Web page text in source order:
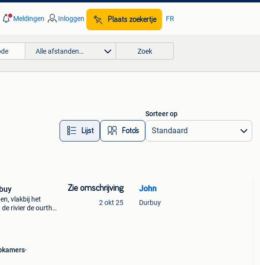
Meldingen Inloggen Plaats zoekertje FR
Alle afstanden… Zoek
Lijst Foto’s
Sorteer op
vlakbij het
rivier de ourthe,
Zie omschrijving
2 okt 25
John
Durbuy